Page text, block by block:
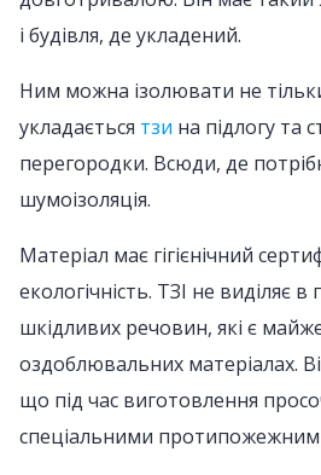
і будівля, де укладений.
Ним можна ізолювати не
укладається тзи на підлогу та
перегородки. Всюди, де
шумоізоляція.
Матеріал має гігієнічний
екологічність. ТЗІ не виділяє
шкідливих речовин, які є майже
оздоблювальних матеріалах.
що під час виготовлення
спеціальними